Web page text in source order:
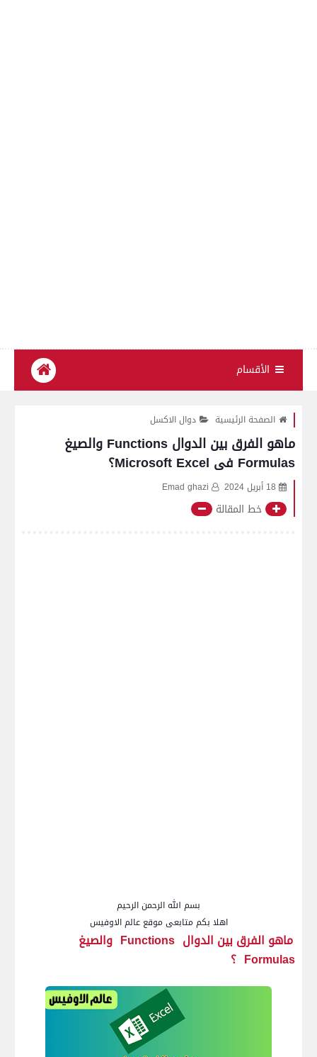
الأقسام
الصفحة الرئيسية دوال الاكسل
ماهو الفرق بين الدوال Functions والصيغ
Formulas فى Microsoft Excel؟
18 أبريل 2024 Emad ghazi
خط المقالة
بسم الله الرحمن الرحيم
اهلا بكم متابعى موقع عالم الاوفيس
ماهو الفرق بين الدوال Functions والصيغ
Formulas ؟